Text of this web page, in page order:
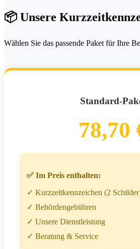
📦 Unsere
Wählen Sie das passende Paket für Ihre
Standard-
78,70
✅ Im Preis enthalten:
✓ Kurzzeitkennzeichen (2
✓ Behördengebühren
✓ Unsere Dienstleistung
✓ Beratung & Service